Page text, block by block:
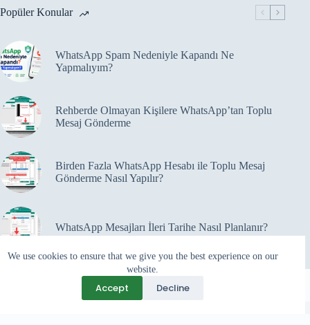
We use cookies to ensure that we give you the best experience on our
website.
Accept Decline
Popüler Konular
WhatsApp Spam Nedeniyle Kapandı Ne
Yapmalıyım?
Rehberde Olmayan Kişilere WhatsApp’tan Toplu
Mesaj Gönderme
Birden Fazla WhatsApp Hesabı ile Toplu Mesaj
Gönderme Nasıl Yapılır?
WhatsApp Mesajları İleri Tarihe Nasıl Planlanır?